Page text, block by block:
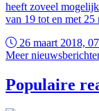
heeft zoveel
van 19 tot en met 25
26 maart 2018,
Meer
Populaire